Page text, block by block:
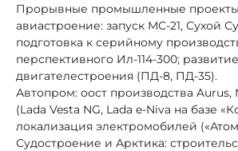
Прорывные промышленные проекты
авиастроение: запуск МС-21, Сухой
подготовка к серийному
перспективного Ил-114-300;
двигателестроения (ПД-8, ПД-35).
Автопром: оост производства
(Lada Vesta NG, Lada e-Niva на базе
локализация электромобилей
Судостроение и Арктика: